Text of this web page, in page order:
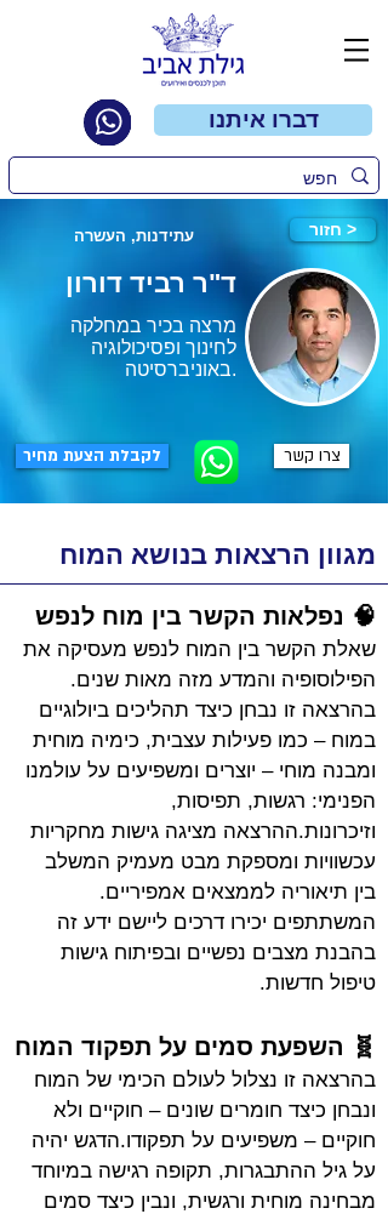
דברו איתנו
עתידנות, העשרה חזור >
ד"ר רביד דורון
מרצה בכיר במחלקה
לחינוך ופסיכולוגיה
באוניברסיטה.
צרו קשר לקבלת הצעת מחיר
מגוון הרצאות בנושא המוח
🧠 נפלאות הקשר בין מוח לנפש
שאלת הקשר בין המוח לנפש מעסיקה את
הפילוסופיה והמדע מזה מאות שנים.
בהרצאה זו נבחן כיצד תהליכים ביולוגיים
במוח – כמו פעילות עצבית, כימיה מוחית
ומבנה מוחי – יוצרים ומשפיעים על עולמנו
הפנימי: רגשות, תפיסות,
וזיכרונות.ההרצאה מציגה גישות מחקריות
עכשוויות ומספקת מבט מעמיק המשלב
בין תיאוריה לממצאים אמפיריים.
המשתתפים יכירו דרכים ליישם ידע זה
בהבנת מצבים נפשיים ובפיתוח גישות
טיפול חדשות.
🧬 השפעת סמים על תפקוד המוח
בהרצאה זו נצלול לעולם הכימי של המוח
ונבחן כיצד חומרים שונים – חוקיים ולא
חוקיים – משפיעים על תפקודו.הדגש יהיה
על גיל ההתבגרות, תקופה רגישה במיוחד
מבחינה מוחית ורגשית, ונבין כיצד סמים